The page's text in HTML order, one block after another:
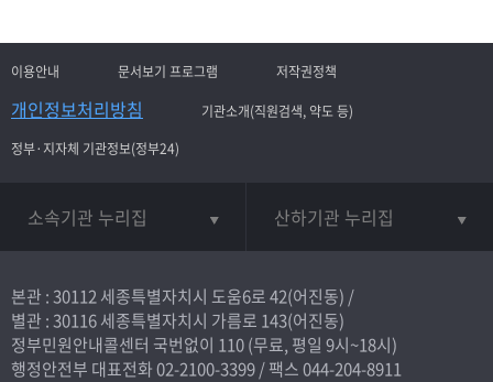
이용안내 문서보기 프로그램 저작권정책
개인정보처리방침
기관소개(직원검색, 약도 등)
정부·지자체 기관정보(정부24)
소속기관 누리집 산하기관 누리집
본관 : 30112 세종특별자치시 도움6로 42(어진동) /
별관 : 30116 세종특별자치시 가름로 143(어진동)
정부민원안내콜센터 국번없이 110(무료, 평일 9시~18시)
행정안전부 대표전화02-2100-3399/ 팩스 044-204-8911